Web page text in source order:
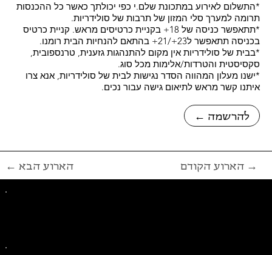
← להרשמה
*התשלום לאירוע במתכונת שלם.י כפי יכולתך כאשר כל ההכנסות
תרומה למערך סלי המזון של תרבות של סולידריות.
*תתאפשר כניסה של 18+ בקניית כרטיסים מראש. קניית כרטיס
בכניסה תתאפשר ל23+/21+ בהתאם להנחיות הבית רומנו.
*בבית של סולידריות אין מקום להתנהגות גזענית, טרנספובית,
סקסיסטית והטרדות/אלימות מכל סוג.
*ישנו מעלון המהווה הסדר נגישות לבית של סולידריות, אנא צרו
איתנו קשר מראש לתיאום גישה עבור נכים.
← הארוע הבא הארוע הקודם →